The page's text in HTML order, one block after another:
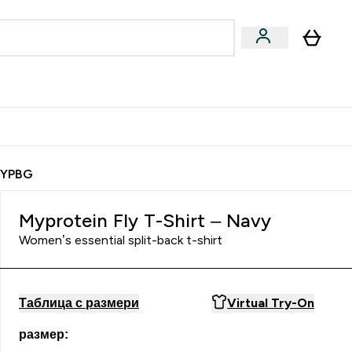
Myprotein Fly T-Shirt – Navy
Women’s essential split-back t-shirt
Таблица с размери Virtual Try-On
размер: